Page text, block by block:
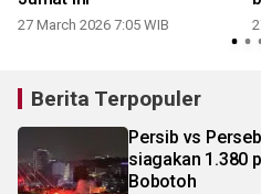
27 March 2026 7:05 WIB
Berita Terpopuler
Persib vs
siagakan 1.380
Bobotoh